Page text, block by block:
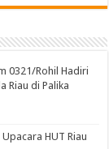
0321/Rohil Hadiri
Riau di Palika
HUT Riau